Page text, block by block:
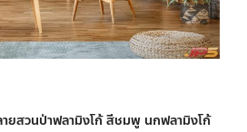
ยสวนป่าฟลามิงโก้ สีชมพู นกฟลามิงโก้